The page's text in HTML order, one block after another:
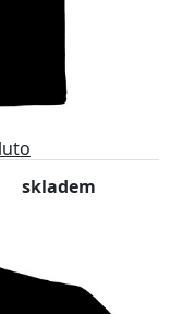
skladem